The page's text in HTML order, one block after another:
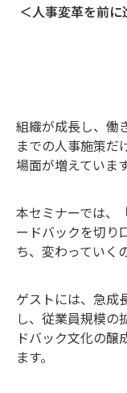
＜人事変革を前
組織が成長し、働
までの人事施策だ
場面が増えています
本セミナーでは、
ードバックを切り
ち、変わっていく
ゲストには、急成
し、 従業員規模の
ドバック文化の醸
ます。